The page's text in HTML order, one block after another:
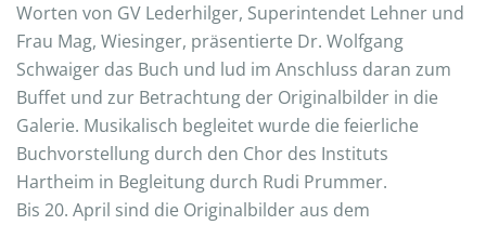
Worten von GV Lederhilger, Superintendet Lehner und
Frau Mag, Wiesinger, präsentierte Dr. Wolfgang
Schwaiger das Buch und lud im Anschluss daran zum
Buffet und zur Betrachtung der Originalbilder in die
Galerie. Musikalisch begleitet wurde die feierliche
Buchvorstellung durch den Chor des Instituts
Hartheim in Begleitung durch Rudi Prummer.
Bis 20. April sind die Originalbilder aus dem